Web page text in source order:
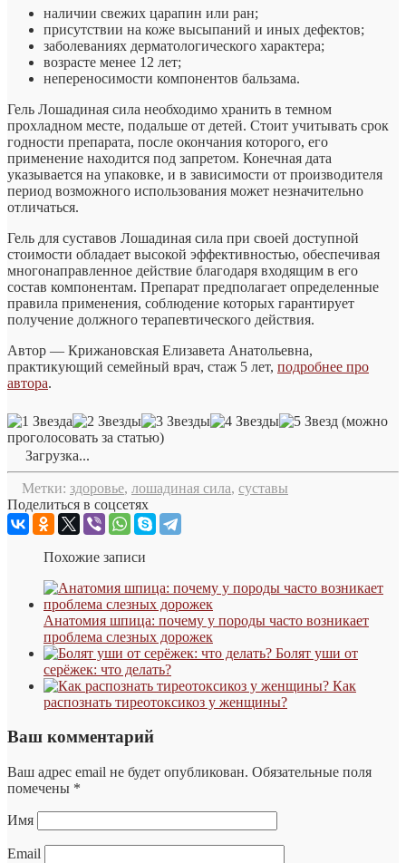
наличии свежих царапин или ран;
присутствии на коже высыпаний и иных дефектов;
заболеваниях дерматологического характера;
возрасте менее 12 лет;
непереносимости компонентов бальзама.
Гель Лошадиная сила необходимо хранить в темном
прохладном месте, подальше от детей. Стоит учитывать срок
годности препарата, после окончания которого, его
применение находится под запретом. Конечная дата
указывается на упаковке, и в зависимости от производителя
период возможного использования может незначительно
отличаться.
Гель для суставов Лошадиная сила при своей доступной
стоимости обладает высокой эффективностью, обеспечивая
многонаправленное действие благодаря входящим в его
состав компонентам. Препарат предполагает определенные
правила применения, соблюдение которых гарантирует
получение должного терапевтического действия.
Автор — Крижановская Елизавета Анатольевна,
практикующий семейный врач, стаж 5 лет, подробнее про
автора.
(можно
проголосовать за статью)
Загрузка...
Метки: здоровье, лошадиная сила, суставы
Поделиться в соцсетях
Похожие записи
Анатомия шпица: почему у породы часто возникает
проблема слезных дорожек
Болят уши от
серёжек: что делать?
Как
распознать тиреотоксикоз у женщины?
Ваш комментарий
Ваш адрес email не будет опубликован. Обязательные поля
помечены *
Имя
Email